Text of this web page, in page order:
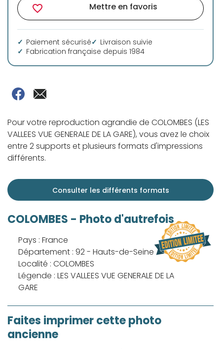
favorite_border Mettre en favoris
Paiement sécurisé
Livraison suivie
Fabrication française depuis 1984
Pour votre reproduction agrandie de COLOMBES (LES
VALLEES VUE GENERALE DE LA GARE), vous avez le choix
entre 2 supports et plusieurs formats d'impressions
différents.
Consulter les différents formats
COLOMBES - Photo d'autrefois
Pays : France
Département : 92 - Hauts-de-Seine
Localité : COLOMBES
Légende : LES VALLEES VUE GENERALE DE LA
GARE
Faites imprimer cette photo
ancienne